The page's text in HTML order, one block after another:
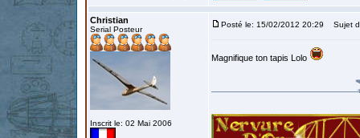
Christian
Serial Posteur
Inscrit le: 02 Mai 2006
Posté le: 15/02/2012 20:29 Sujet
Magnifique ton tapis Lolo